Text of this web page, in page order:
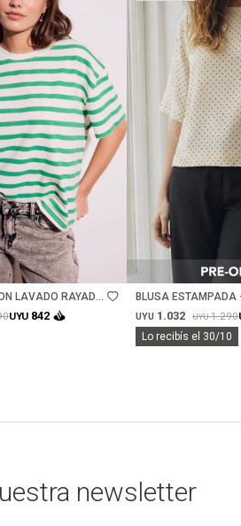
LAVADO RAYADA
UYU 842
Talle
BLUSA ESTAMPADA
UYU 1.032 UYU1.290
Lo recibís el 30/10
newsletter